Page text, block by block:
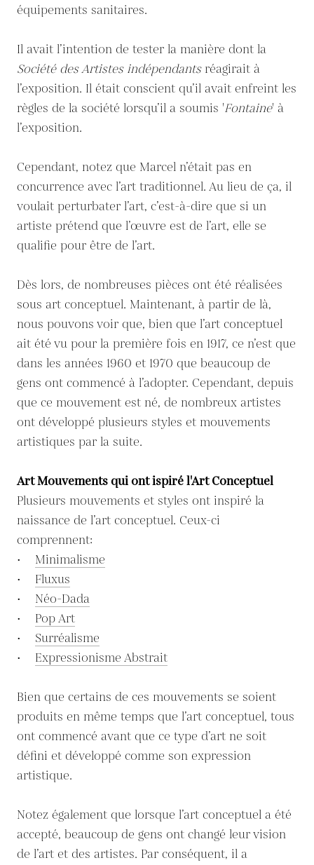
équipements sanitaires.
Il avait l’intention de tester la manière dont la
Société des Artistes indépendants réagirait à
l’exposition. Il était conscient qu’il avait enfreint les
règles de la société lorsqu’il a soumis 'Fontaine' à
l’exposition.
Cependant, notez que Marcel n’était pas en
concurrence avec l’art traditionnel. Au lieu de ça, il
voulait perturbater l’art, c’est-à-dire que si un
artiste prétend que l’œuvre est de l’art, elle se
qualifie pour être de l’art.
Dès lors, de nombreuses pièces ont été réalisées
sous art conceptuel. Maintenant, à partir de là,
nous pouvons voir que, bien que l’art conceptuel
ait été vu pour la première fois en 1917, ce n’est que
dans les années 1960 et 1970 que beaucoup de
gens ont commencé à l’adopter. Cependant, depuis
que ce mouvement est né, de nombreux artistes
ont développé plusieurs styles et mouvements
artistiques par la suite.
Art Mouvements qui ont ispiré l'Art Conceptuel
Plusieurs mouvements et styles ont inspiré la
naissance de l’art conceptuel. Ceux-ci
comprennent:
• Minimalisme
• Fluxus
• Néo-Dada
• Pop Art
• Surréalisme
• Expressionisme Abstrait
Bien que certains de ces mouvements se soient
produits en même temps que l’art conceptuel, tous
ont commencé avant que ce type d’art ne soit
défini et développé comme son expression
artistique.
Notez également que lorsque l’art conceptuel a été
accepté, beaucoup de gens ont changé leur vision
de l’art et des artistes. Par conséquent, il a